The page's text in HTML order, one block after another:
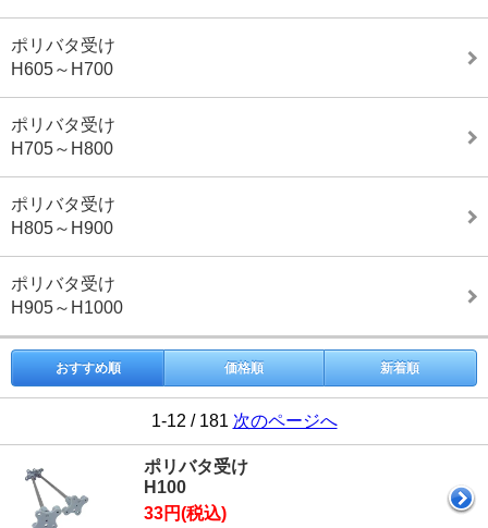
ポリバタ受け
H605～H700
ポリバタ受け
H705～H800
ポリバタ受け
H805～H900
ポリバタ受け
H905～H1000
おすすめ順 価格順 新着順
1-12 / 181 次のページへ
ポリバタ受け
H100
33円(税込)